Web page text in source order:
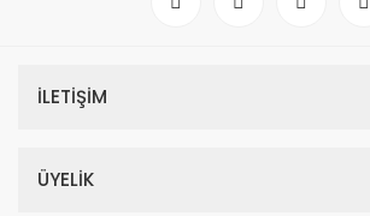
İLETİŞİM
ÜYELİK